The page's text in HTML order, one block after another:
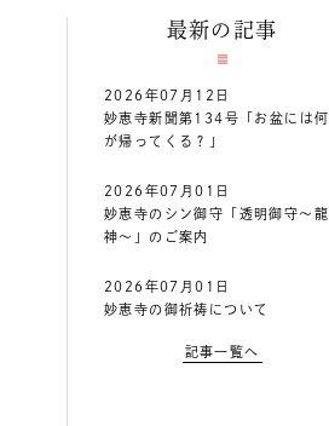
最新の記事
2026年07月12日
妙恵寺新聞第134号「お盆には何
が帰ってくる？」
2026年07月01日
妙恵寺のシン御守「透明御守～龍
神～」のご案内
2026年07月01日
妙恵寺の御祈祷について
記事一覧へ